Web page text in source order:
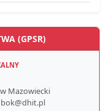
(GPSR)
Mazowiecki
bok@dhit.pl